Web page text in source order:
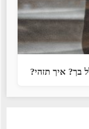
איך תזהי?